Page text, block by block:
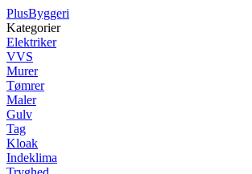
PlusByggeri
Kategorier
Elektriker
VVS
Murer
Tømrer
Maler
Gulv
Tag
Kloak
Indeklima